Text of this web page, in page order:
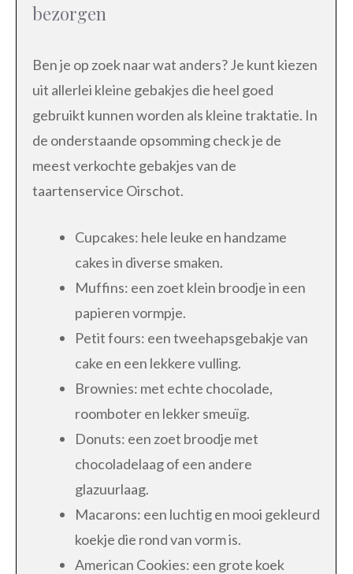
bezorgen
Ben je op zoek naar wat anders? Je kunt kiezen
uit allerlei kleine gebakjes die heel goed
gebruikt kunnen worden als kleine traktatie. In
de onderstaande opsomming check je de
meest verkochte gebakjes van de
taartenservice Oirschot.
Cupcakes: hele leuke en handzame
cakes in diverse smaken.
Muffins: een zoet klein broodje in een
papieren vormpje.
Petit fours: een tweehapsgebakje van
cake en een lekkere vulling.
Brownies: met echte chocolade,
roomboter en lekker smeuïg.
Donuts: een zoet broodje met
chocoladelaag of een andere
glazuurlaag.
Macarons: een luchtig en mooi gekleurd
koekje die rond van vorm is.
American Cookies: een grote koek